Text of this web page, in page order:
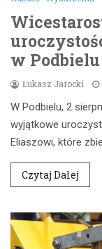
w Podbielu
Łukasz Jarocki
W Podbielu, 2
wyjątkowe
Eliaszowi, które
Czytaj Dalej